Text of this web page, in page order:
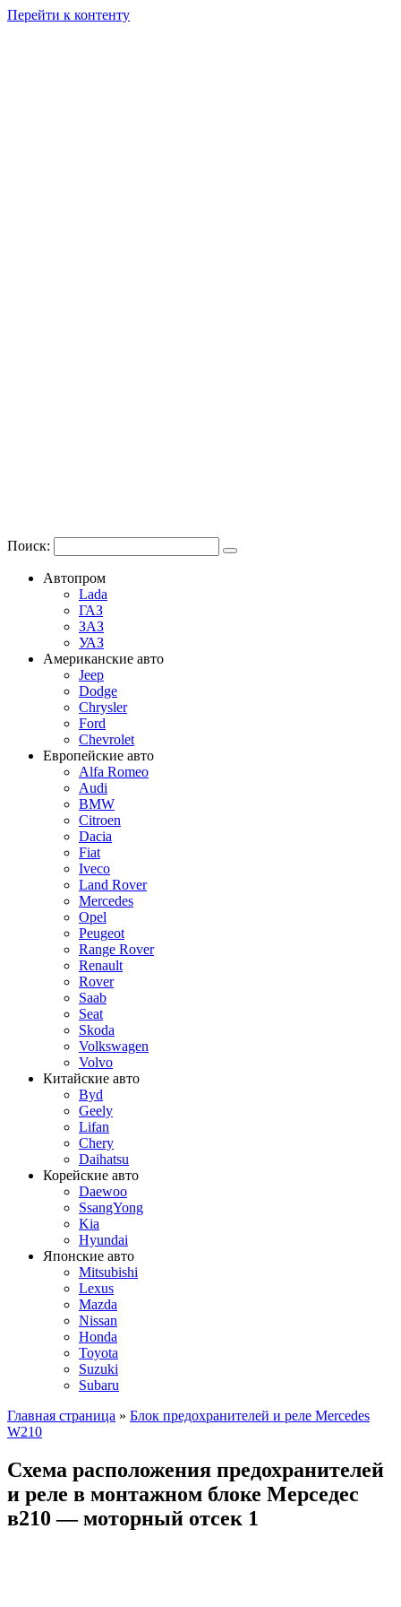
Перейти к контенту
Поиск:
Автопром
Lada
ГАЗ
ЗАЗ
УАЗ
Американские авто
Jeep
Dodge
Chrysler
Ford
Chevrolet
Европейские авто
Alfa Romeo
Audi
BMW
Citroen
Dacia
Fiat
Iveco
Land Rover
Mercedes
Opel
Peugeot
Range Rover
Renault
Rover
Saab
Seat
Skoda
Volkswagen
Volvo
Китайские авто
Byd
Geely
Lifan
Chery
Daihatsu
Корейские авто
Daewoo
SsangYong
Kia
Hyundai
Японские авто
Mitsubishi
Lexus
Mazda
Nissan
Honda
Toyota
Suzuki
Subaru
Главная страница » Блок предохранителей и реле Mercedes
W210
Схема расположения предохранителей
и реле в монтажном блоке Мерседес
в210 — моторный отсек 1